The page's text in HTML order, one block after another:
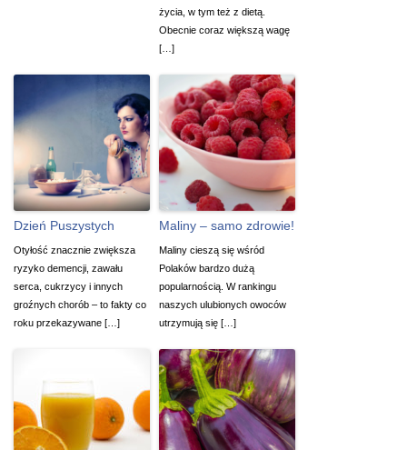
życia, w tym też z dietą.
Obecnie coraz większą wagę
[…]
Dzień Puszystych
Otyłość znacznie zwiększa
ryzyko demencji, zawału
serca, cukrzycy i innych
groźnych chorób – to fakty co
roku przekazywane […]
Maliny – samo zdrowie!
Maliny cieszą się wśród
Polaków bardzo dużą
popularnością. W rankingu
naszych ulubionych owoców
utrzymują się […]